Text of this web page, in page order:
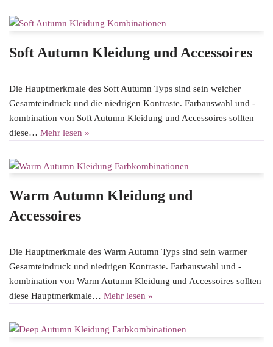
Soft Autumn Kleidung und Accessoires
Die Hauptmerkmale des Soft Autumn Typs sind sein weicher
Gesamteindruck und die niedrigen Kontraste. Farbauswahl und -
kombination von Soft Autumn Kleidung und Accessoires sollten
diese… Mehr lesen »
Warm Autumn Kleidung und
Accessoires
Die Hauptmerkmale des Warm Autumn Typs sind sein warmer
Gesamteindruck und niedrigen Kontraste. Farbauswahl und -
kombination von Warm Autumn Kleidung und Accessoires sollten
diese Hauptmerkmale… Mehr lesen »